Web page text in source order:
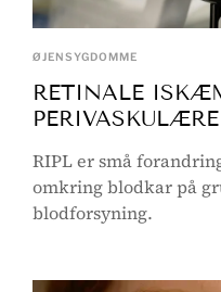
ØJENSYGDOMME
RETINALE
RIPL er små
omkring blodkar på
blodforsyning.